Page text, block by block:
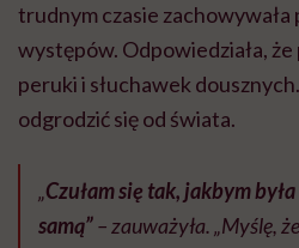
trudnym czasie zachowywała
występów. Odpowiedziała,
peruki i słuchawek
odgrodzić się od świata.
„Czułam się tak, jakbym
samą”– zauważyła. „Myślę,